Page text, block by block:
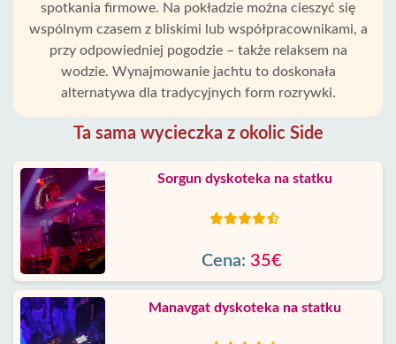
spotkania firmowe. Na pokładzie można cieszyć się
wspólnym czasem z bliskimi lub współpracownikami, a
przy odpowiedniej pogodzie – także relaksem na
wodzie. Wynajmowanie jachtu to doskonała
alternatywa dla tradycyjnych form rozrywki.
Ta sama wycieczka z okolic Side
Sorgun dyskoteka na statku
Cena: 35€
Manavgat dyskoteka na statku